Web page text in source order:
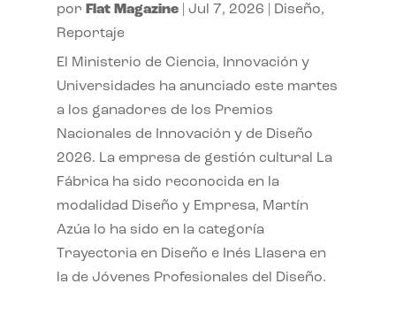
por Flat Magazine| Jul 7, 2026 Diseño,
Reportaje
El Ministerio de Ciencia, Innovación y
Universidades ha anunciado este martes
a los ganadores de los Premios
Nacionales de Innovación y de Diseño
2026. La empresa de gestión cultural La
Fábrica ha sido reconocida en la
modalidad Diseño y Empresa, Martín
Azúa lo ha sido en la categoría
Trayectoria en Diseño e Inés Llasera en
la de Jóvenes Profesionales del Diseño.